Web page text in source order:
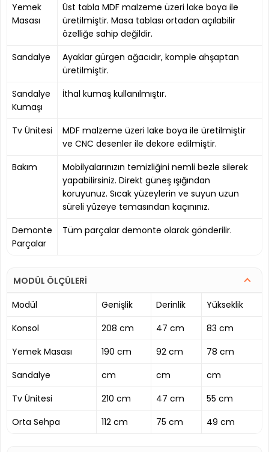
Yemek
Masası
Üst tabla MDF malzeme üzeri lake boya ile
üretilmiştir. Masa tablası ortadan açılabilir
özelliğe sahip değildir.
Sandalye
Ayaklar gürgen ağacıdır, komple ahşaptan
üretilmiştir.
Sandalye
Kumaşı
İthal kumaş kullanılmıştır.
Tv Ünitesi
MDF malzeme üzeri lake boya ile üretilmiştir
ve CNC desenler ile dekore edilmiştir.
Bakım
Mobilyalarınızın temizliğini nemli bezle silerek
yapabilirsiniz. Direkt güneş ışığından
koruyunuz. Sıcak yüzeylerin ve suyun uzun
süreli yüzeye temasından kaçınınız.
Demonte
Parçalar
Tüm parçalar demonte olarak gönderilir.
MODÜL ÖLÇÜLERİ
Modül
Genişlik Derinlik
Yükseklik
Konsol
208 cm 47 cm
83 cm
Yemek Masası
190 cm 92 cm
78 cm
Sandalye
cm cm
cm
Tv Ünitesi
210 cm 47 cm
55 cm
Orta Sehpa
112 cm 75 cm 49 cm